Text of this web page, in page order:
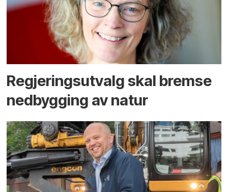
Regjerings­utvalg skal bremse
ned­bygging av natur